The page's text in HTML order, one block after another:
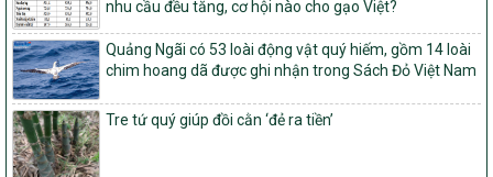
nghèo bền vững và phát triển kinh tế – xã hội vùng đồng bào dân
tộc thiểu số và miền núi giai đoạn 2026 – 2030
1451/QĐ-UBND
Phê duyệt danh sách các xã thuộc nhóm 1, nhóm 2, nhóm 3
trong xây dựng nông thôn mới giai đoạn 2026-2030 trên địa bàn
tỉnh Nghệ An
103/PTNT-NTM
nhu cầu đều tăng, cơ hội nào cho gạo Việt?
Quảng Ngãi có 53 loài động vật quý hiếm, gồm 14 loài
chim hoang dã được ghi nhận trong Sách Đỏ Việt Nam
Tre tứ quý giúp đồi cằn ‘đẻ ra tiền’